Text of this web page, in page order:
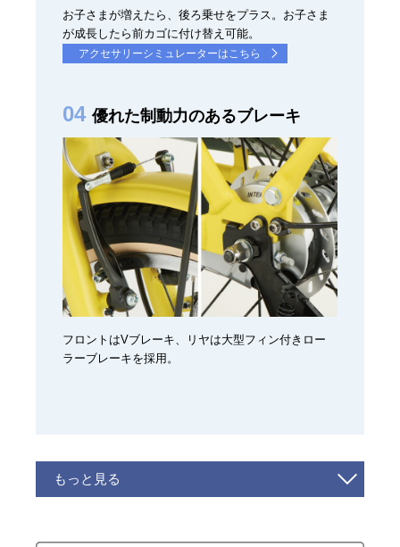
お子さまが増えたら、後ろ乗せをプラス。お子さま
が成長したら前カゴに付け替え可能。
アクセサリーシミュレーターはこちら
優れた制動力のあるブレーキ
フロントはVブレーキ、リヤは大型フィン付きロー
ラーブレーキを採用。
もっと見る